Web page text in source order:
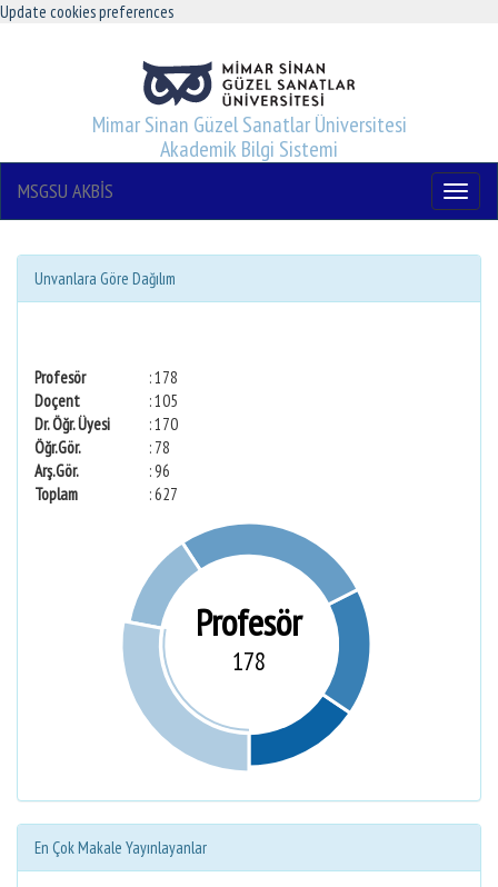
Update cookies preferences
Mimar Sinan Güzel Sanatlar Üniversitesi
Akademik Bilgi Sistemi
Menu
MSGSU AKBİS
Unvanlara Göre Dağılım
Profesör
: 178
Doçent
: 105
Dr. Öğr. Üyesi
: 170
Öğr.Gör.
: 78
Arş.Gör.
: 96
Toplam
: 627
Profesör
178
En Çok Makale Yayınlayanlar